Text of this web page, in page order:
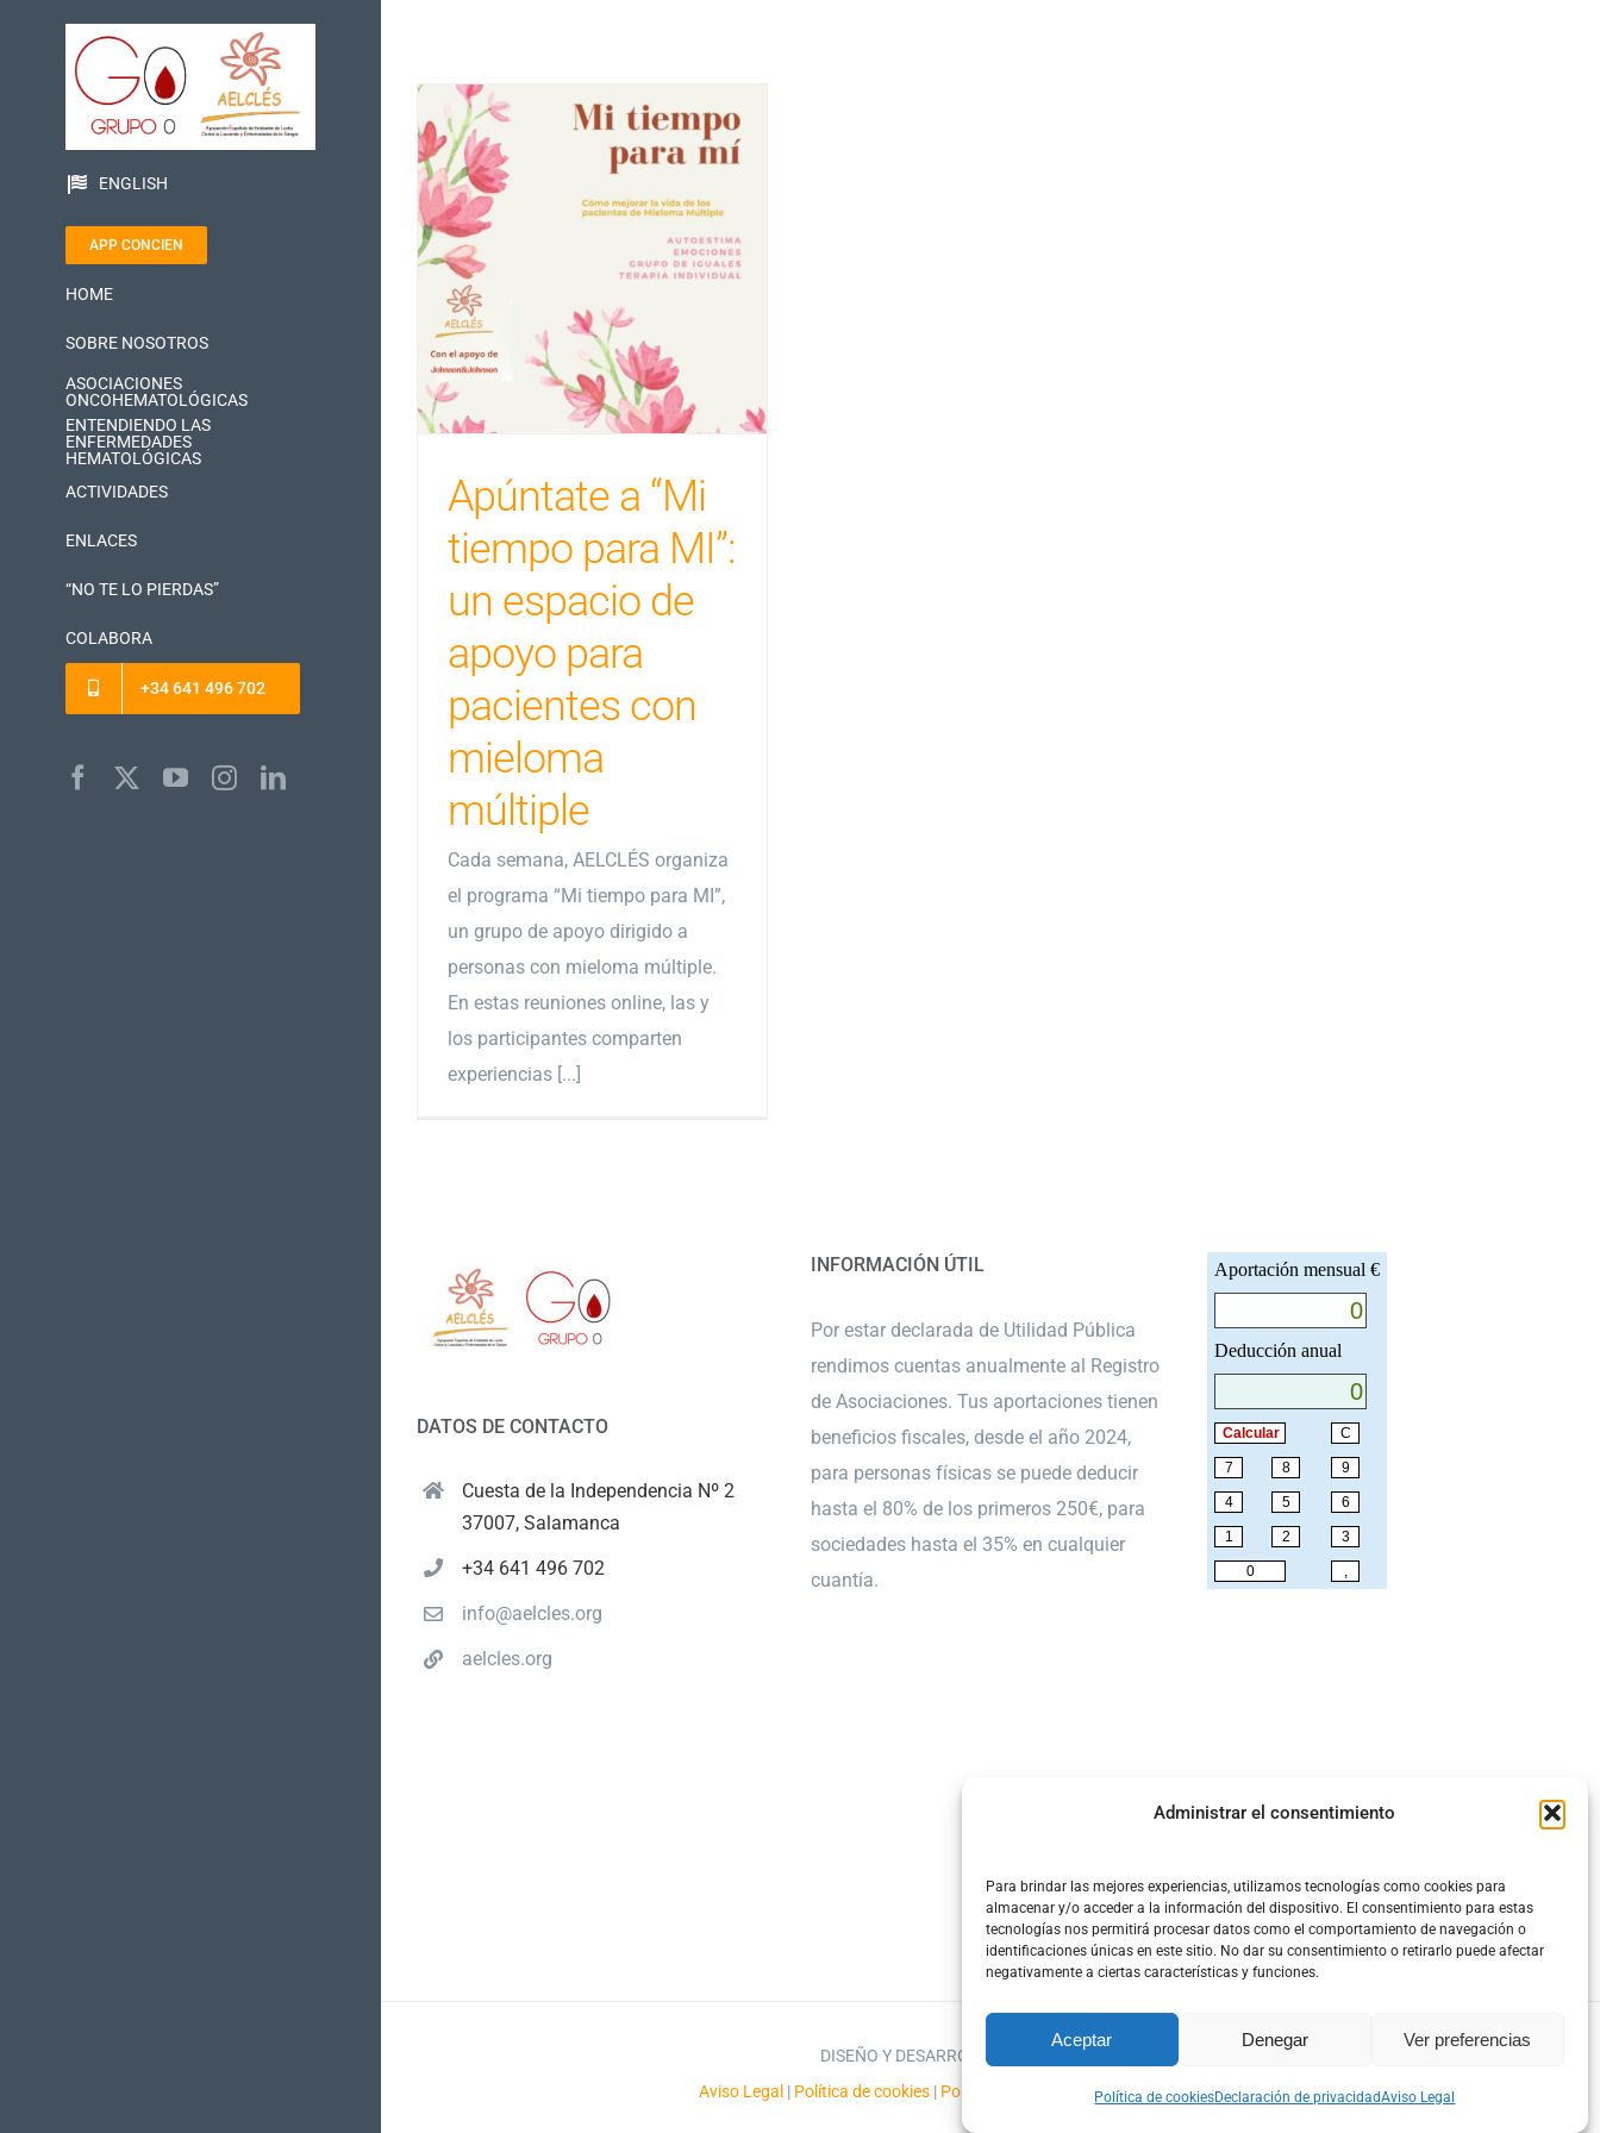
Administrar el consentimiento
Para brindar las mejores experiencias, utilizamos tecnologías como cookies para
almacenar y/o acceder a la información del dispositivo. El consentimiento para estas
tecnologías nos permitirá procesar datos como el comportamiento de navegación o
identificaciones únicas en este sitio. No dar su consentimiento o retirarlo puede afectar
negativamente a ciertas características y funciones.
Aceptar Denegar Ver preferencias
Política de cookiesDeclaración de privacidadAviso Legal
contenido
ENGLISH
APP CONCIEN
HOME
SOBRE NOSOTROS
ASOCIACIONES
ONCOHEMATOLÓGICAS
ENTENDIENDO LAS
ENFERMEDADES
HEMATOLÓGICAS
ACTIVIDADES
ENLACES
“NO TE LO PIERDAS”
COLABORA
+34 641 496 702
FacebookYouTubeInstagramLinkedIn
Apúntate a “Mi
tiempo para MI”:
un espacio de
apoyo para
pacientes con
mieloma
múltiple
Cada semana, AELCLÉS organiza
el programa “Mi tiempo para MI”,
un grupo de apoyo dirigido a
personas con mieloma múltiple.
En estas reuniones online, las y
los participantes comparten
experiencias [...]
DATOS DE CONTACTO
Cuesta de la Independencia Nº 2
37007, Salamanca
+34 641 496 702
info@aelcles.org
aelcles.org
INFORMACIÓN ÚTIL
Por estar declarada de Utilidad Pública
rendimos cuentas anualmente al Registro
de Asociaciones. Tus aportaciones tienen
beneficios fiscales, desde el año 2024,
para personas físicas se puede deducir
hasta el 80% de los primeros 250€, para
sociedades hasta el 35% en cualquier
cuantía.
DISEÑO Y DESARROLLO WEB DT MULTIMEDIA
Aviso Legal | Política de cookies | Política de privacidad|Términos y Condiciones